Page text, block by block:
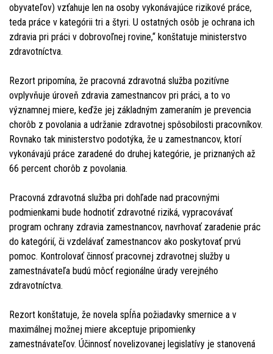
obyvateľov) vzťahuje len na osoby vykonávajúce rizikové práce,
teda práce v kategórii tri a štyri. U ostatných osôb je ochrana ich
zdravia pri práci v dobrovoľnej rovine,“ konštatuje ministerstvo
zdravotníctva.
Rezort pripomína, že pracovná zdravotná služba pozitívne
ovplyvňuje úroveň zdravia zamestnancov pri práci, a to vo
významnej miere, keďže jej základným zameraním je prevencia
chorôb z povolania a udržanie zdravotnej spôsobilosti pracovníkov.
Rovnako tak ministerstvo podotýka, že u zamestnancov, ktorí
vykonávajú práce zaradené do druhej kategórie, je priznaných až
66 percent chorôb z povolania.
Pracovná zdravotná služba pri dohľade nad pracovnými
podmienkami bude hodnotiť zdravotné riziká, vypracovávať
program ochrany zdravia zamestnancov, navrhovať zaradenie prác
do kategórií, či vzdelávať zamestnancov ako poskytovať prvú
pomoc. Kontrolovať činnosť pracovnej zdravotnej služby u
zamestnávateľa budú môcť regionálne úrady verejného
zdravotníctva.
Rezort konštatuje, že novela spĺňa požiadavky smernice a v
maximálnej možnej miere akceptuje pripomienky
zamestnávateľov. Účinnosť novelizovanej legislatívy je stanovená